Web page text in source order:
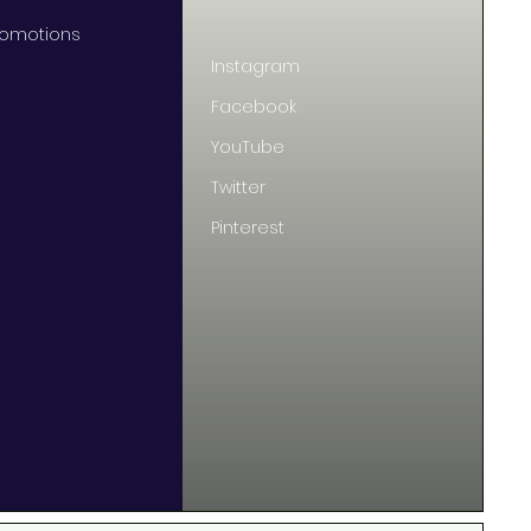
Instagram
Facebook
YouTube
Twitter
Pinterest